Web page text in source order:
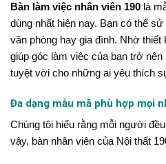
Bàn làm việc nhân viên 190 là
dùng nhất hiện nay. Bạn có thể
văn phòng hay gia đình. Nhờ thiết
giúp góc làm việc của bạn trở
tuyệt vời cho những ai yêu thích
Đa dạng mẫu mã phù hợp mọi
Chúng tôi hiểu rằng mỗi người
vậy, bàn nhân viên của Nội thất